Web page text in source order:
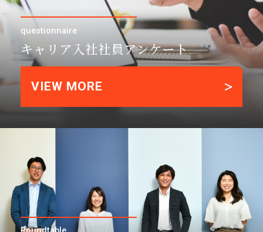
questionnaire
キャリア入社社員アンケート
VIEW MORE